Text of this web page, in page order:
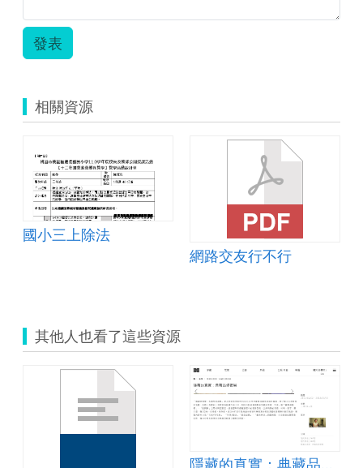
發表
相關資源
國小三上除法
網路交友行不行
其他人也看了這些資源